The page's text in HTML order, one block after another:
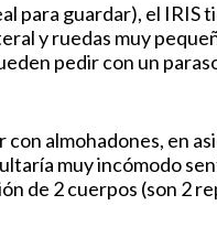
para guardar), el IRIS
y ruedas muy
pedir con un
con almohadones, en
muy incómodo
de 2 cuerpos (son 2